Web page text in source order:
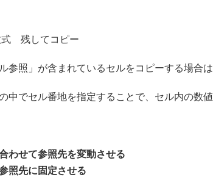
参照」が含まれているセルをコピーする場合は
中でセル番地を指定することで、セル内の数
わせて参照先を変動させる
照先に固定させる